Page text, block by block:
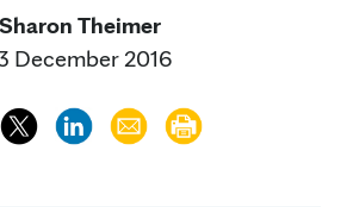
Sharon Theimer
December 2016